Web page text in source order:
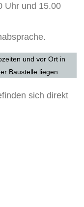
Uhr und 15.00
und vor Ort in
Baustelle liegen.
sich direkt